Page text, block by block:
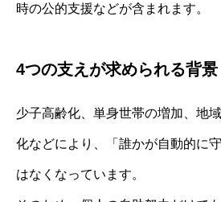
時の公的支援などが含まれます。
4つの支えが求められる背景
少子高齢化、単身世帯の増加、地
化などにより、「誰かが自動的に
はなくなっています。